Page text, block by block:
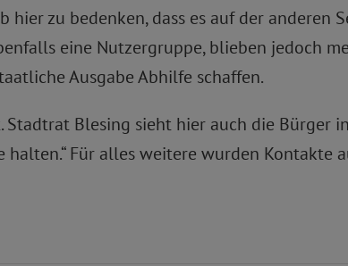
zu bedenken, dass es auf der anderen
eine Nutzergruppe, blieben jedoch
Ausgabe Abhilfe schaffen.
Blesing sieht hier auch die Bürger
Für alles weitere wurden Kontakte